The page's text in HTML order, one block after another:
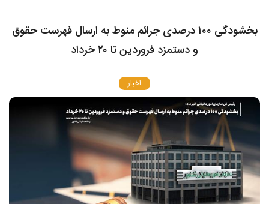
بخشودگی ۱۰۰ درصدی جرائم منوط به ارسال فهرست حقوق
و دستمزد فروردین تا ۲۰ خرداد
اخبار